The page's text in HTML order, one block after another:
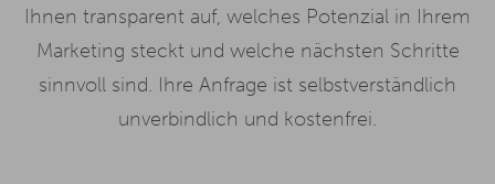
Ihnen transparent auf, welches Potenzial in Ihrem
Marketing steckt und welche nächsten Schritte
sinnvoll sind. Ihre Anfrage ist selbstverständlich
unverbindlich und kostenfrei.